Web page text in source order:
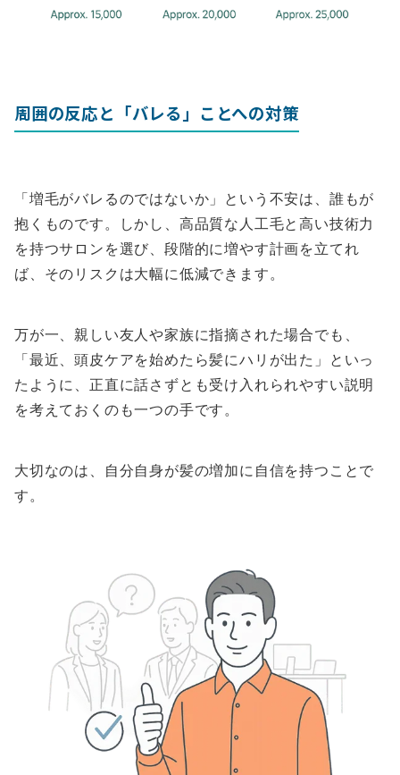
周囲の反応と「バレる」ことへの対策
「増毛がバレるのではないか」という不安は、誰もが
抱くものです。しかし、高品質な人工毛と高い技術力
を持つサロンを選び、段階的に増やす計画を立てれ
ば、そのリスクは大幅に低減できます。
万が一、親しい友人や家族に指摘された場合でも、
「最近、頭皮ケアを始めたら髪にハリが出た」といっ
たように、正直に話さずとも受け入れられやすい説明
を考えておくのも一つの手です。
大切なのは、自分自身が髪の増加に自信を持つことで
す。